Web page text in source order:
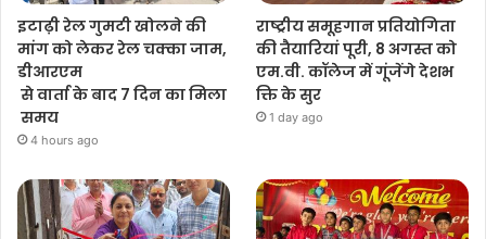
इटाढ़ी रेल गुमटी खोलने की
मांग को लेकर रेल चक्का जाम,
डीआरएम
से वार्ता के बाद 7 दिन का मिला
समय
4 hours ago
राष्ट्रीय समूहगान प्रतियोगिता
की तैयारियां पूरी, 8 अगस्त को
एम.वी. कॉलेज में गूंजेंगे देशभ
क्ति के सुर
1 day ago